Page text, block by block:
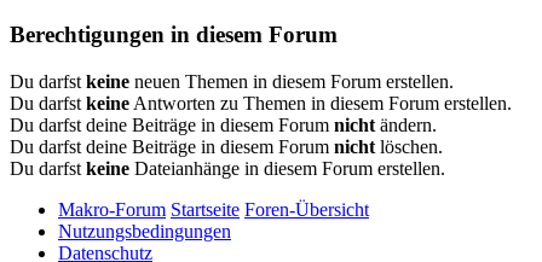
Berechtigungen in diesem Forum
Du darfst keine neuen Themen in diesem Forum erstellen.
Du darfst keine Antworten zu Themen in diesem Forum erstellen.
Du darfst deine Beiträge in diesem Forum nicht ändern.
Du darfst deine Beiträge in diesem Forum nicht löschen.
Du darfst keine Dateianhänge in diesem Forum erstellen.
Makro-Forum Startseite Foren-Übersicht
Nutzungsbedingungen
Datenschutz